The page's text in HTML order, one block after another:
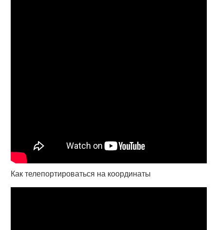
Как телепортироваться на координаты